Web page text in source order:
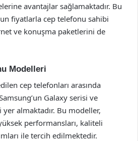
avantajlar sağlamaktadır. Bu
fiyatlarla cep telefonu sahibi
ve konuşma paketlerini de
Modelleri
cep telefonları arasında
Galaxy serisi ve
yer almaktadır. Bu modeller,
performansları, kaliteli
ile tercih edilmektedir.